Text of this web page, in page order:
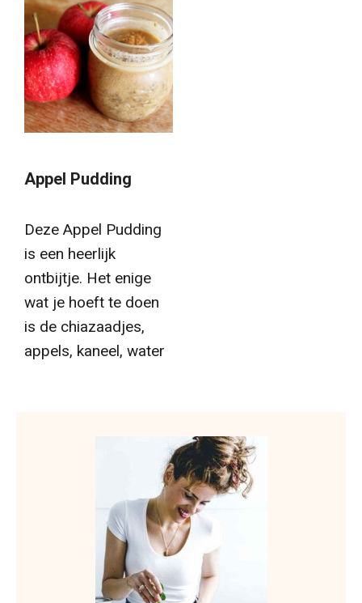
Appel Pudding
Deze Appel Pudding
is een heerlijk
ontbijtje. Het enige
wat je hoeft te doen
is de chiazaadjes,
appels, kaneel, water